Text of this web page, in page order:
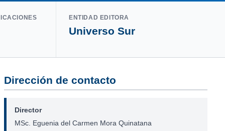
ENTIDAD EDITORA
Universo Sur
Dirección de contacto
Director
MSc. Eguenia del Carmen Mora Quinatana